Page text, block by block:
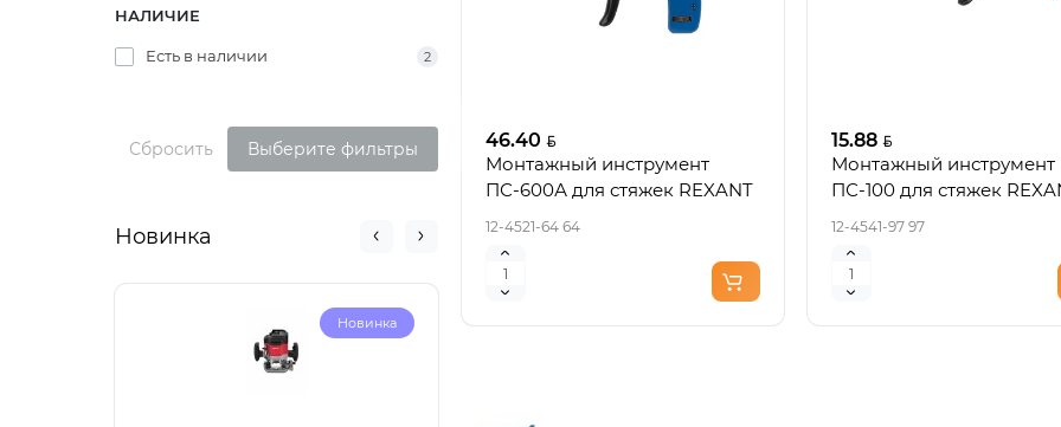
НАЛИЧИЕ
Есть в наличии 2
Сбросить Выберите фильтры
Новинка
Новинка
46.40
Монтажный инструмент
ПС-600А для стяжек REXANT
12-4521-64 64
15.88
Монтажный инструмент
ПС-100 для стяжек
12-4541-97 97